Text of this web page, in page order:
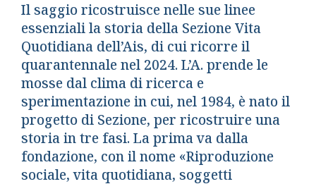
Il saggio ricostruisce nelle sue linee
essenziali la storia della Sezione Vita
Quotidiana dell’Ais, di cui ricorre il
quarantennale nel 2024. L’A. prende le
mosse dal clima di ricerca e
sperimentazione in cui, nel 1984, è nato il
progetto di Sezione, per ricostruire una
storia in tre fasi. La prima va dalla
fondazione, con il nome «Riproduzione
sociale, vita quotidiana, soggetti